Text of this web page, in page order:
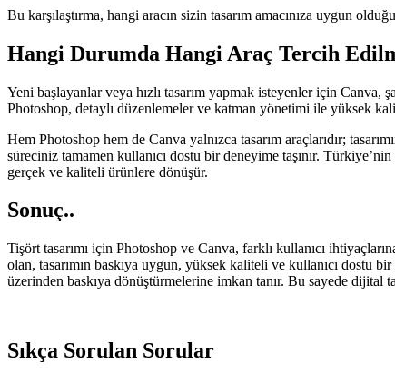
Bu karşılaştırma, hangi aracın sizin tasarım amacınıza uygun
Hangi Durumda Hangi Araç Tercih
Yeni başlayanlar veya hızlı tasarım yapmak isteyenler için Canva,
Photoshop, detaylı düzenlemeler ve katman yönetimi ile yüksek
Hem Photoshop hem de Canva yalnızca tasarım araçlarıdır;
süreciniz tamamen kullanıcı dostu bir deneyime taşınır.
gerçek ve kaliteli ürünlere dönüşür.
Sonuç..
Tişört tasarımı için Photoshop ve Canva, farklı kullanıcı
olan, tasarımın baskıya uygun, yüksek kaliteli ve kullanıcı dostu
üzerinden baskıya dönüştürmelerine imkan tanır. Bu sayede dijital
Sıkça Sorulan Sorular